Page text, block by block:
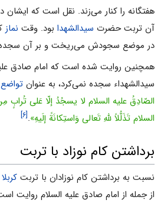
هفتگانه را کنار مى‌زند. نقل است که
آن تربت‌ حضرت سیدالشهدا بود. وقت‌ نماز
در موضع سجودش مى‌ریخت و بر آن
همچنین روایت ‌شده است که امام صادق
سیدالشهداء سجده نمى‌کرد، به عنوان تواضع
الصّادِقُ علیه السلام لا یسجُدُ إلّا عَلى تُرابٍ
السلام تَذَلُّلاً للّهِ تَعالى وَاستِکانَةً إلَیهِ».[۶]
برداشتن کام نوزاد با تربت
نسبت به برداشتن کام ‌نوزادان با تربت کربلا
از جمله از امام صادق علیه السلام روایت